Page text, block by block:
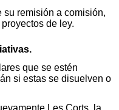
su remisión a comisión,
de ley.
que se estén
si estas se disuelven o
Les Corts, la